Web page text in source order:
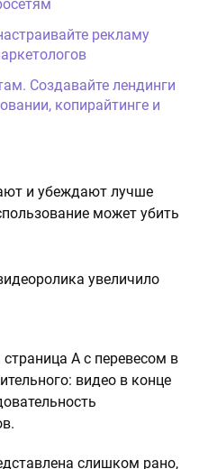
рекламу
Создавайте лендинги
копирайтинге и
и убеждают лучше
может убить
А с перевесом в
видео в конце
слишком рано,